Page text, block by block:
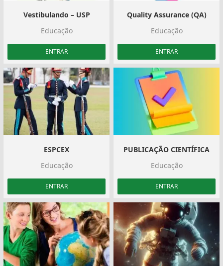
Vestibulando – USP
Educação
ENTRAR
Quality Assurance (QA)
Educação
ENTRAR
ESPCEX
Educação
ENTRAR
PUBLICAÇÃO CIENTÍFICA
Educação
ENTRAR